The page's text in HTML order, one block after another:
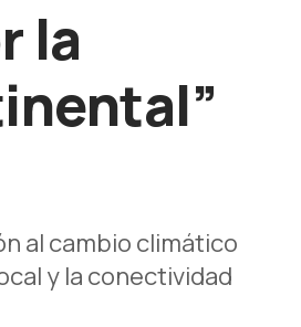
la
al cambio climático
y la conectividad